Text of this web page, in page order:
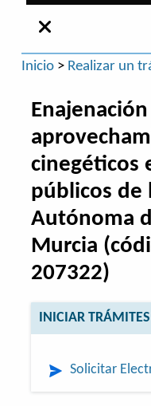
Inicio> Realizar un
cinegéticos
públicos de
Autónoma
Murcia
207322)
INICIAR TRÁMITES
Solicitar